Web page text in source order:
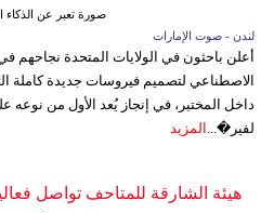
صورة تعبر عن الذكاء
لندن - صوت الإمارات
أعلن باحثون في الولايات المتحدة نجاحهم
الاصطناعي لتصميم فيروسات جديدة كاملة
داخل المختبر، في إنجاز يُعد الأول من
لفير�...
المزيد
هيئة الشارقة للمتاحف تواصل